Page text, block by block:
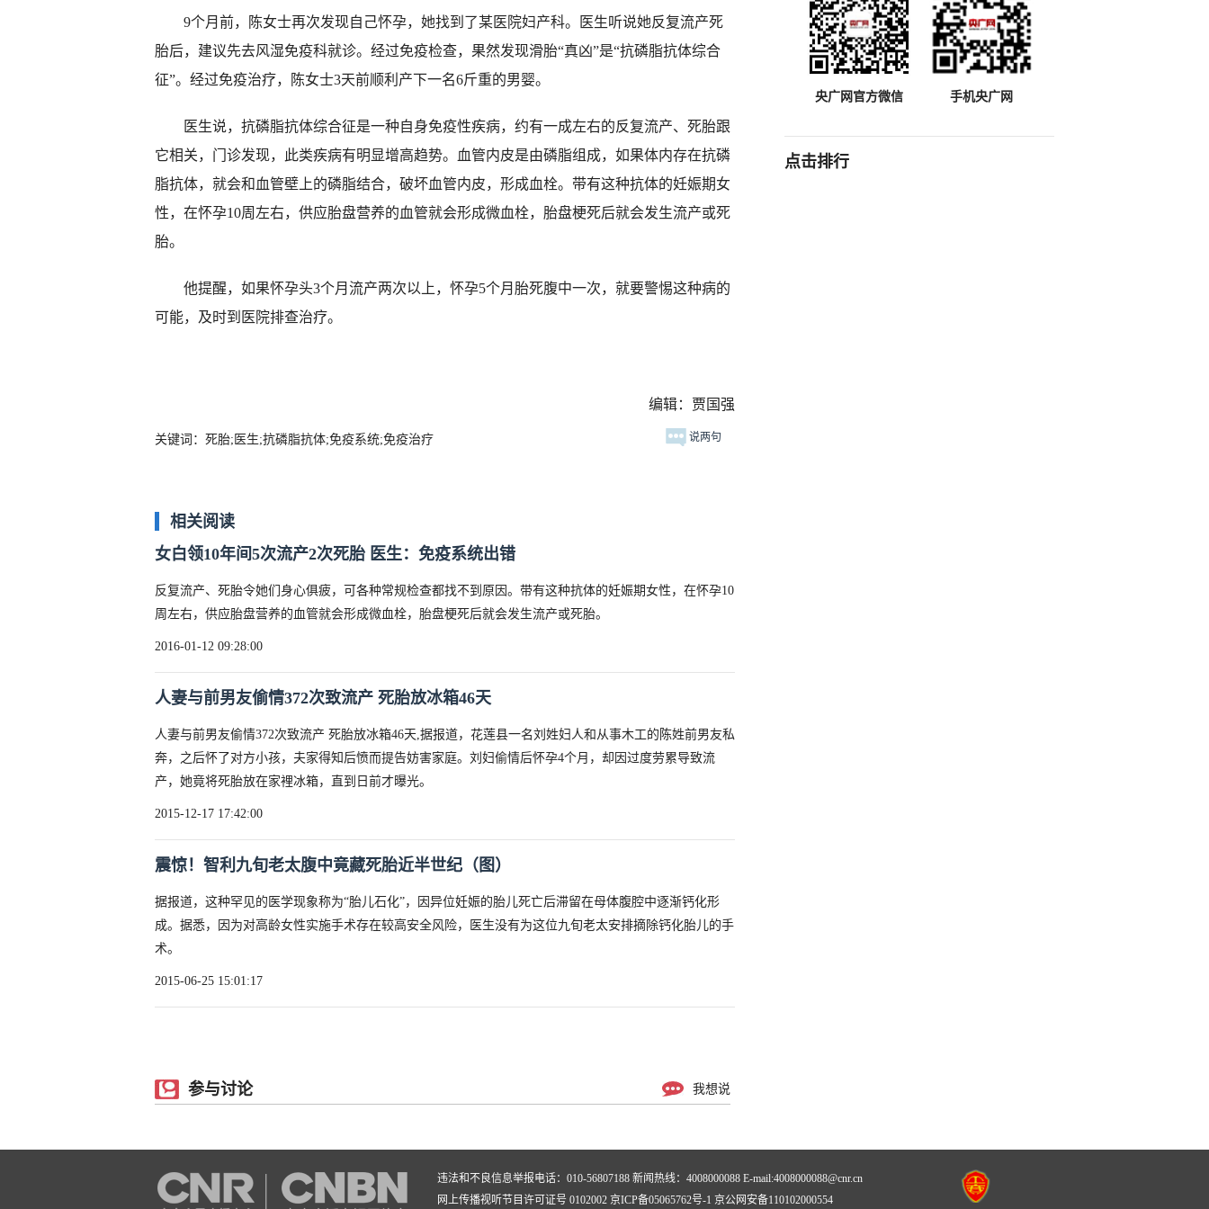
9个月前，陈女士再次发现自己怀孕，她找到了某医院妇产科。医生听说她反复流产死
胎后，建议先去风湿免疫科就诊。经过免疫检查，果然发现滑胎“真凶”是“抗磷脂抗体综合
征”。经过免疫治疗，陈女士3天前顺利产下一名6斤重的男婴。
医生说，抗磷脂抗体综合征是一种自身免疫性疾病，约有一成左右的反复流产、死胎跟
它相关，门诊发现，此类疾病有明显增高趋势。血管内皮是由磷脂组成，如果体内存在抗磷
脂抗体，就会和血管壁上的磷脂结合，破坏血管内皮，形成血栓。带有这种抗体的妊娠期女
性，在怀孕10周左右，供应胎盘营养的血管就会形成微血栓，胎盘梗死后就会发生流产或死
胎。
他提醒，如果怀孕头3个月流产两次以上，怀孕5个月胎死腹中一次，就要警惕这种病的
可能，及时到医院排查治疗。
编辑：贾国强
关键词：死胎;医生;抗磷脂抗体;免疫系统;免疫治疗 说两句
相关阅读
女白领10年间5次流产2次死胎 医生：免疫系统出错
反复流产、死胎令她们身心俱疲，可各种常规检查都找不到原因。带有这种抗体的妊娠期女性，在怀孕10
周左右，供应胎盘营养的血管就会形成微血栓，胎盘梗死后就会发生流产或死胎。
2016-01-12 09:28:00
人妻与前男友偷情372次致流产 死胎放冰箱46天
人妻与前男友偷情372次致流产 死胎放冰箱46天,据报道，花莲县一名刘姓妇人和从事木工的陈姓前男友私
奔，之后怀了对方小孩，夫家得知后愤而提告妨害家庭。刘妇偷情后怀孕4个月，却因过度劳累导致流
产，她竟将死胎放在家裡冰箱，直到日前才曝光。
2015-12-17 17:42:00
震惊！智利九旬老太腹中竟藏死胎近半世纪（图）
据报道，这种罕见的医学现象称为“胎儿石化”，因异位妊娠的胎儿死亡后滞留在母体腹腔中逐渐钙化形
成。据悉，因为对高龄女性实施手术存在较高安全风险，医生没有为这位九旬老太安排摘除钙化胎儿的手
术。
2015-06-25 15:01:17
参与讨论 我想说
央广网官方微信 手机央广网
点击排行
违法和不良信息举报电话：010-56807188 新闻热线：4008000088 E-mail:4008000088@cnr.cn
网上传播视听节目许可证号 0102002 京ICP备05065762号-1 京公网安备110102000554